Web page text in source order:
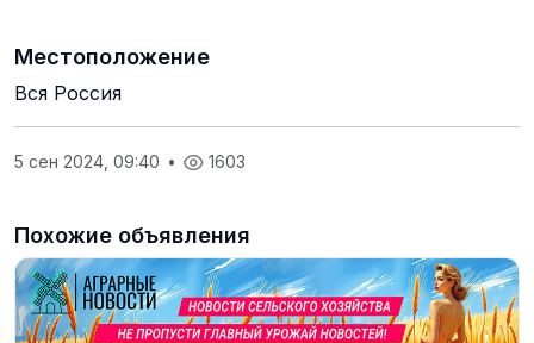
Местоположение
Вся Россия
5 сен 2024, 09:40 • 1603
Похожие объявления